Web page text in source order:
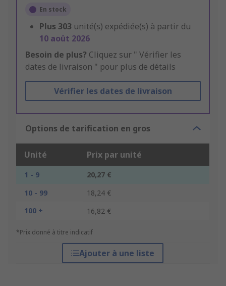
En stock
Plus 303 unité(s) expédiée(s) à partir du
10 août 2026
Besoin de plus? Cliquez sur " Vérifier les
dates de livraison " pour plus de détails
Vérifier les dates de livraison
Options de tarification en gros
Unité Prix par unité
1 - 9
20,27 €
10 - 99
18,24 €
100 +
16,82 €
*Prix donné à titre indicatif
Ajouter à une liste